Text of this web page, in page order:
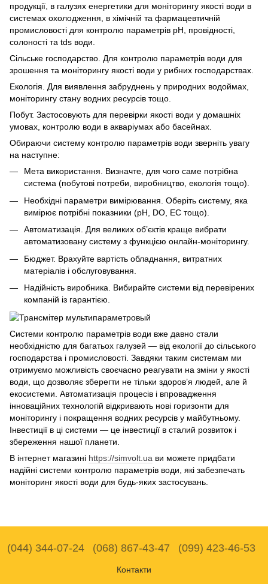
продукції, в галузях енергетики для моніторингу якості води в
системах охолодження, в хімічній та фармацевтичній
промисловості для контролю параметрів рН, провідності,
солоності та tds води.
Сільське господарство. Для контролю параметрів води для
зрошення та моніторингу якості води у рибних господарствах.
Екологія. Для виявлення забруднень у природних водоймах,
моніторингу стану водних ресурсів тощо.
Побут. Застосовують для перевірки якості води у домашніх
умовах, контролю води в акваріумах або басейнах.
Обираючи систему контролю параметрів води зверніть увагу
на наступне:
Мета використання. Визначте, для чого саме потрібна
система (побутові потреби, виробництво, екологія тощо).
Необхідні параметри вимірювання. Оберіть систему, яка
вимірює потрібні показники (pH, DO, EC тощо).
Автоматизація. Для великих об’єктів краще вибрати
автоматизовану систему з функцією онлайн-моніторингу.
Бюджет. Врахуйте вартість обладнання, витратних
матеріалів і обслуговування.
Надійність виробника. Вибирайте системи від перевірених
компаній із гарантією.
Системи контролю параметрів води вже давно стали
необхідністю для багатьох галузей — від екології до сільського
господарства і промисловості. Завдяки таким системам ми
отримуємо можливість своєчасно реагувати на зміни у якості
води, що дозволяє зберегти не тільки здоров’я людей, але й
екосистеми. Автоматизація процесів і впровадження
інноваційних технологій відкривають нові горизонти для
моніторингу і покращення водних ресурсів у майбутньому.
Інвестиції в ці системи — це інвестиції в сталий розвиток і
збереження нашої планети.
В інтернет магазині https://simvolt.ua ви можете придбати
надійні системи контролю параметрів води, які забезпечать
моніторинг якості води для будь-яких застосувань.
(044) 344-07-24 (068) 867-43-47 (099) 423-46-53
Контакти